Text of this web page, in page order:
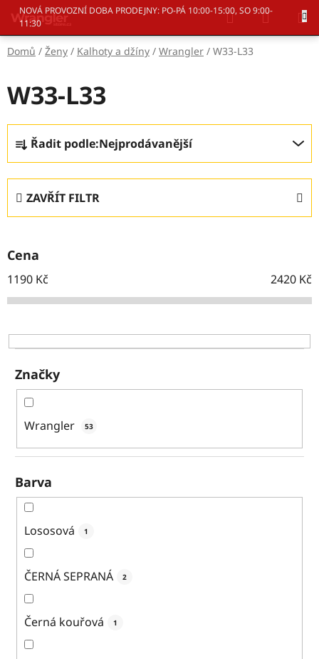
Přejít
obsah
NOVÁ PROVOZNÍ DOBA PRODEJNY: PO-PÁ 10:00-15:00, SO 9:00-
11:30
Hledat
KOŠÍK
Domů / Ženy / Kalhoty a džíny / Wrangler / W33-L33
W33-L33
Ř
a
z
n
r
o
d
k
t
ů
Řadit podle:Nejprodávanější
ZAVŘÍT FILTR
Cena
1190 Kč 2420 Kč
Značky
Wrangler 53
Barva
Lososová 1
ČERNÁ SEPRANÁ 2
Černá kouřová 1